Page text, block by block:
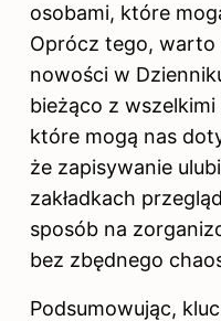
osobami, które
Oprócz tego, warto
nowości w
bieżąco z
które mogą nas
że zapisywanie
zakładkach
sposób na
bez zbędnego
Podsumowując,